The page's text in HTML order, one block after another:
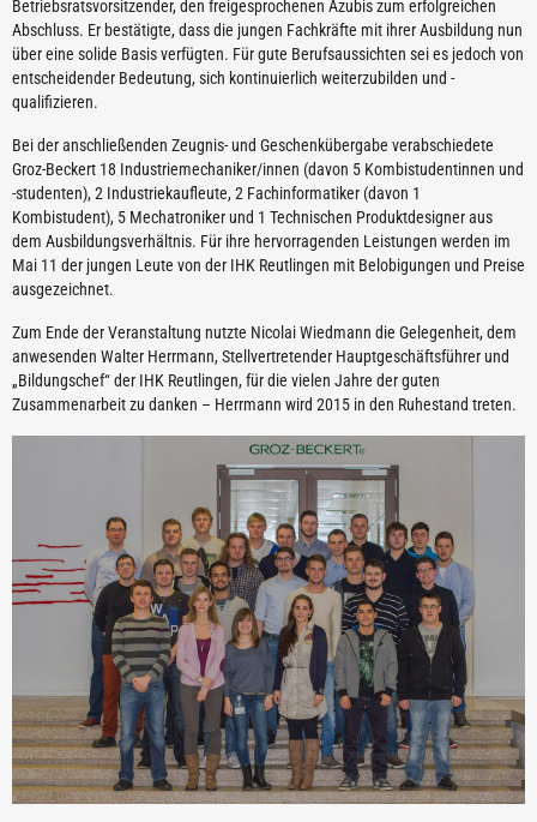
Betriebsratsvorsitzender, den freigesprochenen Azubis zum erfolgreichen
Abschluss. Er bestätigte, dass die jungen Fachkräfte mit ihrer Ausbildung nun
über eine solide Basis verfügten. Für gute Berufsaussichten sei es jedoch von
entscheidender Bedeutung, sich kontinuierlich weiterzubilden und -
qualifizieren.
Bei der anschließenden Zeugnis- und Geschenkübergabe verabschiedete
Groz-Beckert 18 Industriemechaniker/innen (davon 5 Kombistudentinnen und
-studenten), 2 Industriekaufleute, 2 Fachinformatiker (davon 1
Kombistudent), 5 Mechatroniker und 1 Technischen Produktdesigner aus
dem Ausbildungsverhältnis. Für ihre hervorragenden Leistungen werden im
Mai 11 der jungen Leute von der IHK Reutlingen mit Belobigungen und Preise
ausgezeichnet.
Zum Ende der Veranstaltung nutzte Nicolai Wiedmann die Gelegenheit, dem
anwesenden Walter Herrmann, Stellvertretender Hauptgeschäftsführer und
„Bildungschef“ der IHK Reutlingen, für die vielen Jahre der guten
Zusammenarbeit zu danken – Herrmann wird 2015 in den Ruhestand treten.